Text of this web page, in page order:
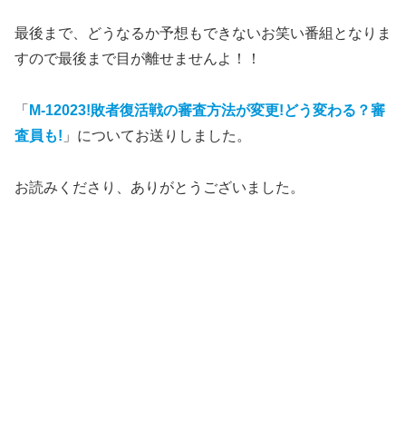
最後まで、どうなるか予想もできないお笑い番組となりま
すので最後まで目が離せませんよ！！
「 M-12023!敗者復活戦の審査方法が変更!どう変わる？審
査員も! 」についてお送りしました。
お読みくださり、ありがとうございました。